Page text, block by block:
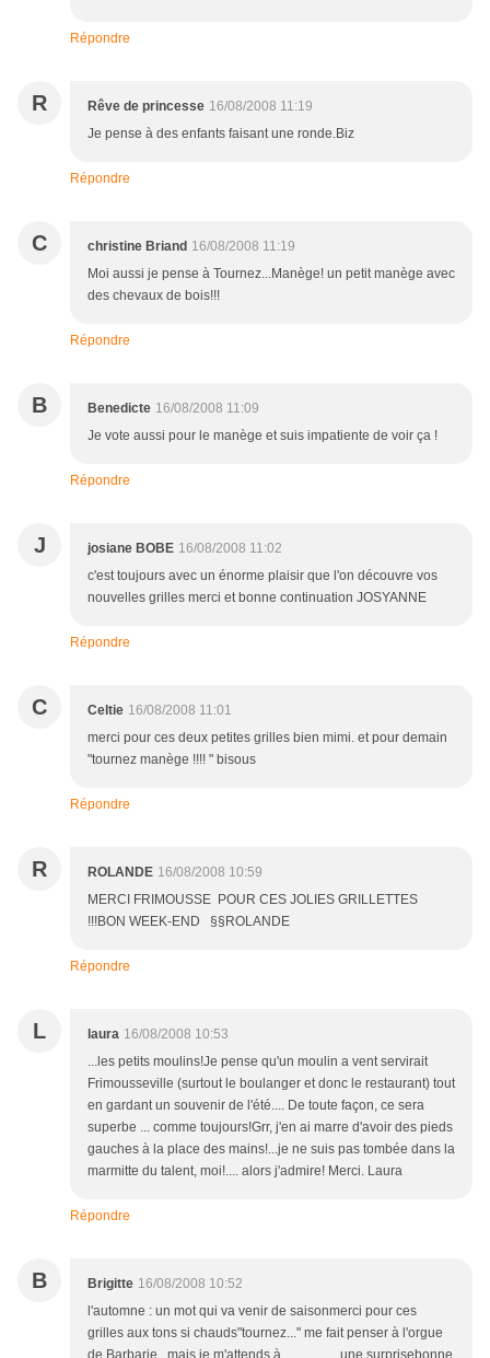
Répondre
R Rêve de princesse 16/08/2008 11:19
Je pense à des enfants faisant une ronde.Biz
Répondre
C christine Briand 16/08/2008 11:19
Moi aussi je pense à Tournez...Manège! un petit manège avec
des chevaux de bois!!!
Répondre
B Benedicte 16/08/2008 11:09
Je vote aussi pour le manège et suis impatiente de voir ça !
Répondre
J josiane BOBE 16/08/2008 11:02
c'est toujours avec un énorme plaisir que l'on découvre vos
nouvelles grilles merci et bonne continuation JOSYANNE
Répondre
C Celtie 16/08/2008 11:01
merci pour ces deux petites grilles bien mimi. et pour demain
"tournez manège !!!! " bisous
Répondre
R ROLANDE 16/08/2008 10:59
MERCI FRIMOUSSE POUR CES JOLIES GRILLETTES
!!!BON WEEK-END §§ROLANDE
Répondre
L laura 16/08/2008 10:53
...les petits moulins!Je pense qu'un moulin a vent servirait
Frimousseville (surtout le boulanger et donc le restaurant) tout
en gardant un souvenir de l'été.... De toute façon, ce sera
superbe ... comme toujours!Grr, j'en ai marre d'avoir des pieds
gauches à la place des mains!...je ne suis pas tombée dans la
marmitte du talent, moi!.... alors j'admire! Merci. Laura
Répondre
B Brigitte 16/08/2008 10:52
l'automne : un mot qui va venir de saisonmerci pour ces
grilles aux tons si chauds"tournez..." me fait penser à l'orgue
de Barbarie , mais je m'attends à..................une surprisebonne